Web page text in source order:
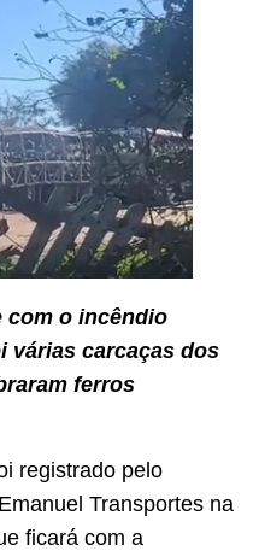
com o incêndio
várias carcaças dos
ferros
registrado pelo
Transportes na
ficará com a